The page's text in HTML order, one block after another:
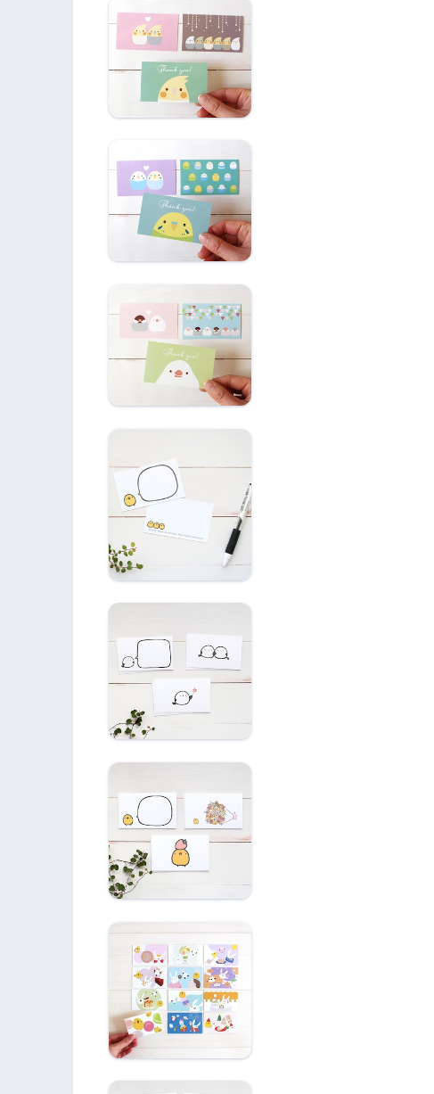
メッセージカード
オカメインコ
メッセージカード
セキセイインコ
メッセージカード
文鳥
【在庫限り、旧作】
メッセージカード
アソート（ひよこさ
メッセージカード
シマエナガ ３種各
メッセージカード
ひよこさん ３種各
４枚
メッセージカード
12種各1枚(2022年
版)